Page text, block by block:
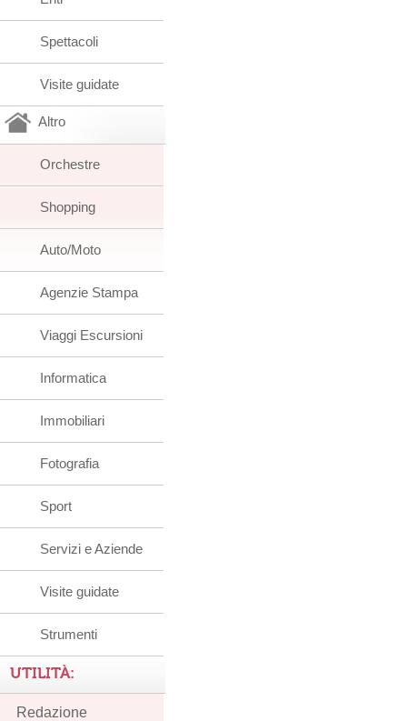
Spettacoli
Visite guidate
Altro
Orchestre
Shopping
Auto/Moto
Agenzie Stampa
Viaggi Escursioni
Informatica
Immobiliari
Fotografia
Sport
Servizi e Aziende
Visite guidate
Strumenti
UTILITÀ:
Redazione